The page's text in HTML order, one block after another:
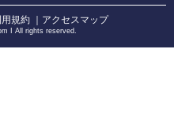
規約 ｜アクセスマップ
I All rights reserved.